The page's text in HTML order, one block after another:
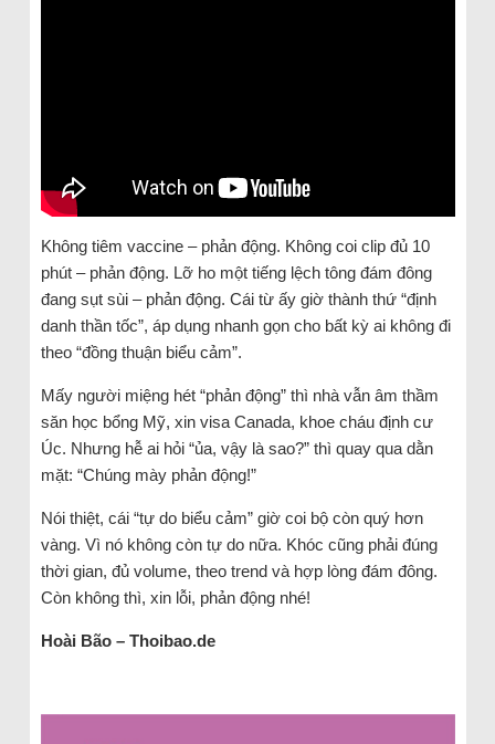
Không tiêm vaccine – phản động. Không coi clip đủ 10
phút – phản động. Lỡ ho một tiếng lệch tông đám đông
đang sụt sùi – phản động. Cái từ ấy giờ thành thứ “định
danh thần tốc”, áp dụng nhanh gọn cho bất kỳ ai không đi
theo “đồng thuận biểu cảm”.
Mấy người miệng hét “phản động” thì nhà vẫn âm thầm
săn học bổng Mỹ, xin visa Canada, khoe cháu định cư
Úc. Nhưng hễ ai hỏi “ủa, vậy là sao?” thì quay qua dằn
mặt: “Chúng mày phản động!”
Nói thiệt, cái “tự do biểu cảm” giờ coi bộ còn quý hơn
vàng. Vì nó không còn tự do nữa. Khóc cũng phải đúng
thời gian, đủ volume, theo trend và hợp lòng đám đông.
Còn không thì, xin lỗi, phản động nhé!
Hoài Bão – Thoibao.de